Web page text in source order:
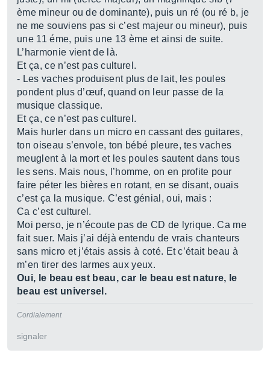
ème mineur ou de dominante), puis un ré (ou ré b, je
ne me souviens pas si c’est majeur ou mineur), puis
une 11 éme, puis une 13 ème et ainsi de suite.
L’harmonie vient de là.
Et ça, ce n’est pas culturel.
- Les vaches produisent plus de lait, les poules
pondent plus d’œuf, quand on leur passe de la
musique classique.
Et ça, ce n’est pas culturel.
Mais hurler dans un micro en cassant des guitares,
ton oiseau s’envole, ton bébé pleure, tes vaches
meuglent à la mort et les poules sautent dans tous
les sens. Mais nous, l’homme, on en profite pour
faire péter les bières en rotant, en se disant, ouais
c’est ça la musique. C’est génial, oui, mais :
Ca c’est culturel.
Moi perso, je n’écoute pas de CD de lyrique. Ca me
fait suer. Mais j’ai déjà entendu de vrais chanteurs
sans micro et j’étais assis à coté. Et c’était beau à
m’en tirer des larmes aux yeux.
Oui, le beau est beau, car le beau est nature, le
beau est universel.
Cordialement
signaler